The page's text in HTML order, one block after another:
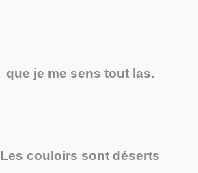
que je me sens tout las.
Les couloirs sont déserts